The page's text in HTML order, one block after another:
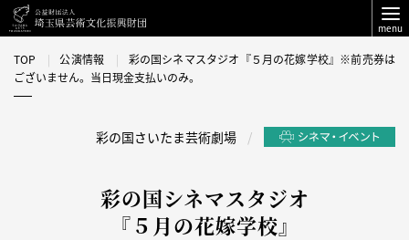
menu
TOP 公演情報
彩の国シネマスタジオ『５月の花嫁学校』※前売券は
ございません。当日現金支払いのみ。
彩の国さいたま芸術劇場
彩の国シネマスタジオ
『５月の花嫁学校』